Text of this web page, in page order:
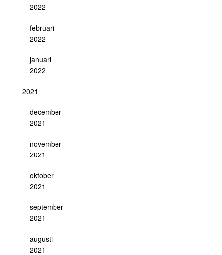
2022
februari
2022
januari
2022
2021
december
2021
november
2021
oktober
2021
september
2021
augusti
2021